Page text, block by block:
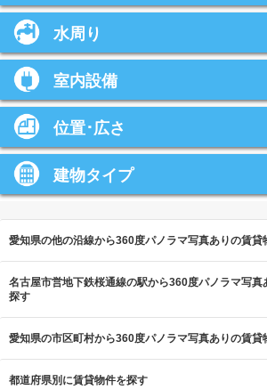
水周り
室内設備
位置･広さ
建物タイプ
愛知県の他の沿線から360度パノラマ写真ありの賃貸
名古屋市営地下鉄桜通線の駅から360度パノラマ写真
探す
愛知県の市区町村から360度パノラマ写真ありの賃貸
都道府県別に賃貸物件を探す